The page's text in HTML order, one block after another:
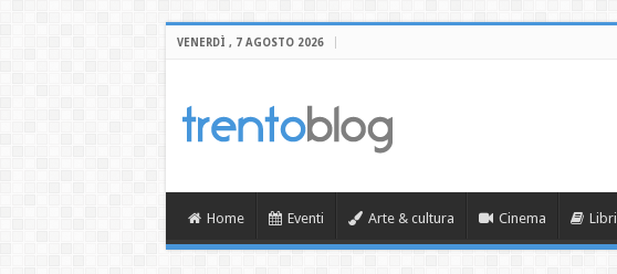
VENERDÌ , 7 AGOSTO 2026
Home Eventi Arte & cultura Cinema Libri